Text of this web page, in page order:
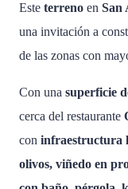
Este terreno en San
una invitación a
de las zonas con
Con una superficie
cerca del restaurante
con infraestructura
olivos, viñedo en